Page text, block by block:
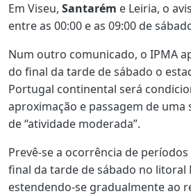
Em Viseu, Santarém e Leiria, o
entre as 00:00 e as 09:00 de
Num outro comunicado, o IPMA
do final da tarde de sábado o
Portugal continental será
aproximação e passagem de
de “atividade moderada”.
Prevê-se a ocorrência de
final da tarde de sábado no litoral
estendendo-se gradualmente ao